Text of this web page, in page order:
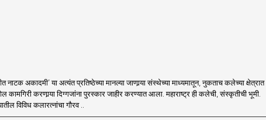
नाटक अकादमी’ या अत्यंत प्रतिष्ठेच्या मानल्या जाणार्‍या संस्थेच्या माध्यमातून, नुकताच कलेच्या क्षेत्रात
कामगिरी करणार्‍या दिग्गजांना पुरस्कार जाहीर करण्यात आला. महाराष्ट्र ही कलेची, संस्कृतीची भूमी.
विविध कलारत्नांचा गौरव ..